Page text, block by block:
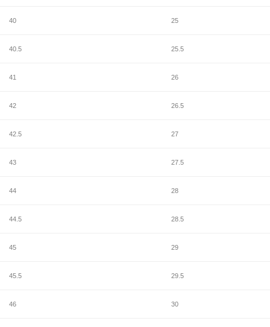
40 25
40.5 25.5
41 26
42 26.5
42.5 27
43 27.5
44 28
44.5 28.5
45 29
45.5 29.5
46 30